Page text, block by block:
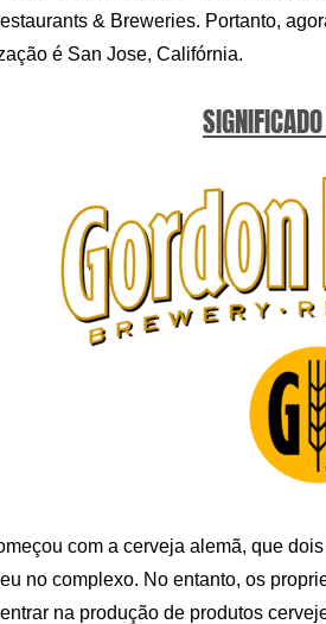
& Breweries. Portanto,
é San Jose, Califórnia.
com a cerveja alemã, que
no complexo. No entanto, os
na produção de produtos